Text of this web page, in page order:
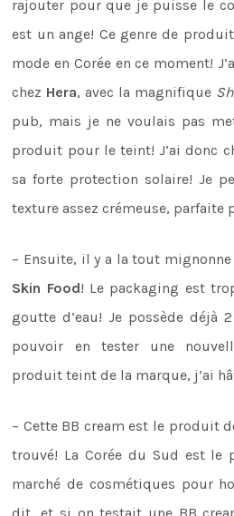
rajouter pour que je puisse le
est un ange! Ce genre de
mode en Corée en ce moment!
chez Hera, avec la magnifique
pub, mais je ne voulais pas
produit pour le teint! J’ai donc
sa forte protection solaire! Je
texture assez crémeuse, parfaite
– Ensuite, il y a la tout mignonne
Skin Food! Le packaging est
goutte d’eau! Je possède déjà
pouvoir en tester une
produit teint de la marque, j’ai
– Cette BB cream est le produit
trouvé! La Corée du Sud est le
marché de cosmétiques pour
dit, et si on testait une BB